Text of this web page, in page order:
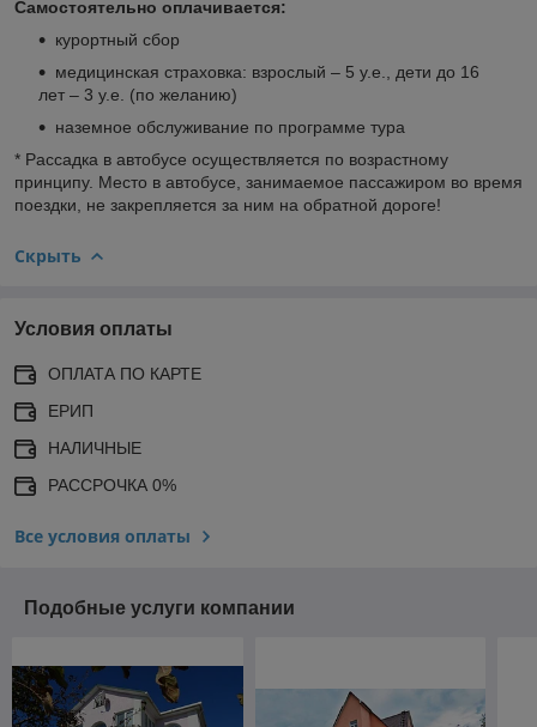
Самостоятельно оплачивается:
курортный сбор
медицинская страховка: взрослый – 5 у.е., дети до 16
лет – 3 у.е. (по желанию)
наземное обслуживание по программе тура
* Рассадка в автобусе осуществляется по возрастному
принципу. Место в автобусе, занимаемое пассажиром во время
поездки, не закрепляется за ним на обратной дороге!
Скрыть
Условия оплаты
ОПЛАТА ПО КАРТЕ
ЕРИП
НАЛИЧНЫЕ
РАССРОЧКА 0%
Все условия оплаты
Подобные услуги компании